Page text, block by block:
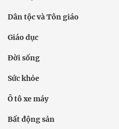
Dân tộc và Tôn giáo
Giáo dục
Đời sống
Sức khỏe
Ô tô xe máy
Bất động sản